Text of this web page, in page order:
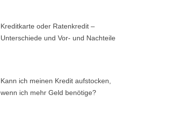
Kreditkarte oder Ratenkredit –
Unterschiede und Vor- und Nachteile
Kann ich meinen Kredit aufstocken,
wenn ich mehr Geld benötige?